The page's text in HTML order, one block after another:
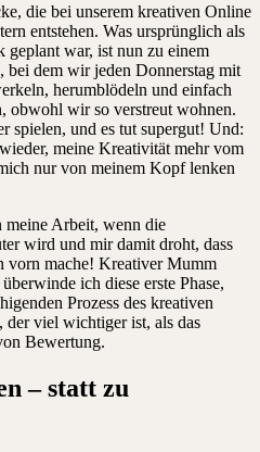
die bei unserem kreativen Online
entstehen. Was ursprünglich als
geplant war, ist nun zu einem
dem wir jeden Donnerstag mit
herumblödeln und einfach
obwohl wir so verstreut wohnen.
spielen, und es tut supergut! Und:
meine Kreativität mehr vom
nur von meinem Kopf lenken
meine Arbeit, wenn die
wird und mir damit droht, dass
vorn mache! ⁠Kreativer Mumm
ich diese erste Phase,
Prozess des kreativen
der viel wichtiger ist, als das
Bewertung.
– statt zu